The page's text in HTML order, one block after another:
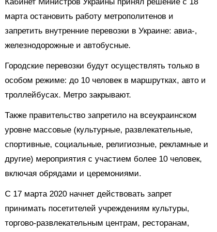
марта остановить работу метрополитенов и
запретить внутренние перевозки в Украине: авиа-,
железнодорожные и автобусные.
Городские перевозки будут осуществлять только в
особом режиме: до 10 человек в маршрутках, авто и
троллейбусах. Метро закрывают.
Также правительство запретило на всеукраинском
уровне массовые (культурные, развлекательные,
спортивные, социальные, религиозные, рекламные и
другие) мероприятия с участием более 10 человек,
включая обрядами и церемониями.
С 17 марта 2020 начнет действовать запрет
принимать посетителей учреждениям культуры,
торгово-развлекательным центрам, ресторанам,